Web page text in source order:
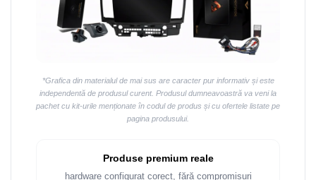
Rame adaptoare M-Benz
Rame adaptoare Opel
Rame adaptoare Suzuki
Rame adaptoare Audi
*Grafica din materialul de mai sus are caracter pur informativ și este
independentă de produsul curent. Produsul dumneavoastră va veni la
pachet cu kit-urile menționate în codul de produs și cu ofertele listate pe
pagina produsului.
Produse premium reale
hardware configurat corect, fără compromisuri